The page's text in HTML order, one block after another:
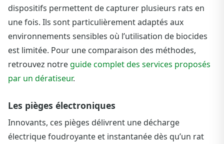
dispositifs permettent de capturer plusieurs rats en
une fois. Ils sont particulièrement adaptés aux
environnements sensibles où l’utilisation de biocides
est limitée. Pour une comparaison des méthodes,
retrouvez notreguide complet des services proposés
par un dératiseur.
Les pièges électroniques
Innovants, ces pièges délivrent une décharge
électrique foudroyante et instantanée dès qu’un rat